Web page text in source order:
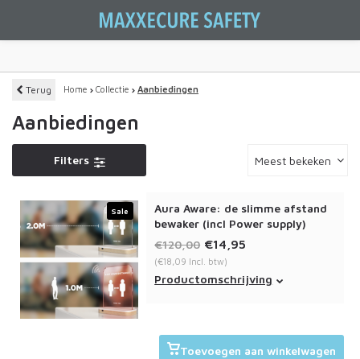
Terug Home Collectie Aanbiedingen
Aanbiedingen
Filters Meest bekeken
Sale
Aura Aware: de slimme afstand
bewaker (incl Power supply)
€120,00 €14,95
(€18,09 Incl. btw)
De slimme afstandsmeter die
Productomschrijving
Toevoegen aan winkelwagen